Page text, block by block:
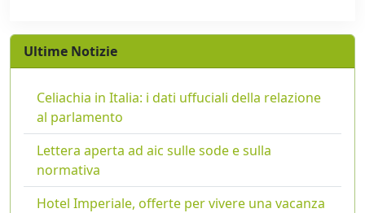
Ultime Notizie
Celiachia in Italia: i dati uffuciali della relazione
al parlamento
Lettera aperta ad aic sulle sode e sulla
normativa
Hotel Imperiale, offerte per vivere una vacanza